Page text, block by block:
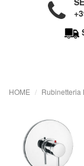
HOME Rubinetteria